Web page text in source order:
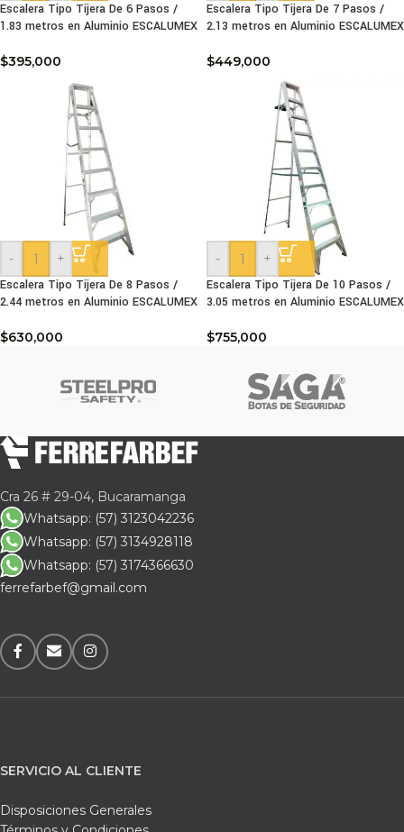
Escalera Tipo Tijera De 6 Pasos /
1.83 metros en Aluminio ESCALUMEX
$395,000
Escalera Tipo Tijera De 7 Pasos /
2.13 metros en Aluminio ESCALUMEX
$449,000
-
+
Escalera Tipo Tijera De 8 Pasos /
2.44 metros en Aluminio ESCALUMEX
$630,000
-
+
Escalera Tipo Tijera De 10 Pasos /
3.05 metros en Aluminio ESCALUMEX
$755,000
Cra 26 # 29-04, Bucaramanga
Whatsapp: (57) 3123042236
Whatsapp: (57) 3134928118
Whatsapp: (57) 3174366630
ferrefarbef@gmail.com
SERVICIO AL CLIENTE
Disposiciones Generales